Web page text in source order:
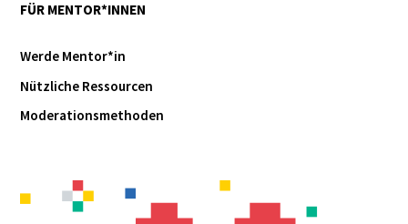
FÜR MENTOR*INNEN
Werde Mentor*in
Nützliche Ressourcen
Moderationsmethoden